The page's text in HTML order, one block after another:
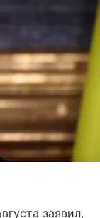
заявил,